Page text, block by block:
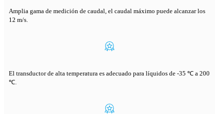
Amplia gama de medición de caudal, el caudal máximo puede alcanzar los
12 m/s.
El transductor de alta temperatura es adecuado para líquidos de -35 ℃ a 200
℃.